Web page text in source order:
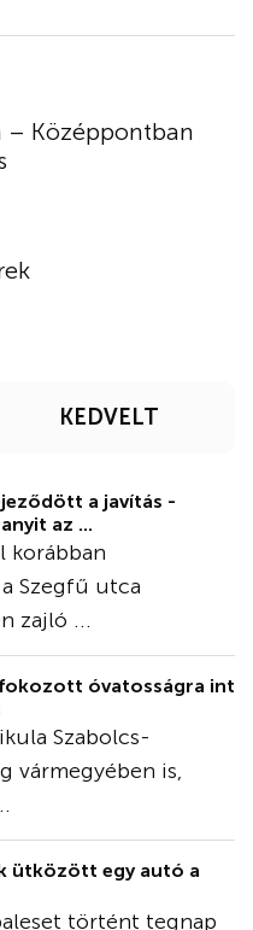
– Középpontban
KEDVELT
a javítás -
az ...
korábban
Szegfű utca
zajló ...
óvatosságra int
Szabolcs-
vármegyében is,
ütközött egy autó a
történt tegnap